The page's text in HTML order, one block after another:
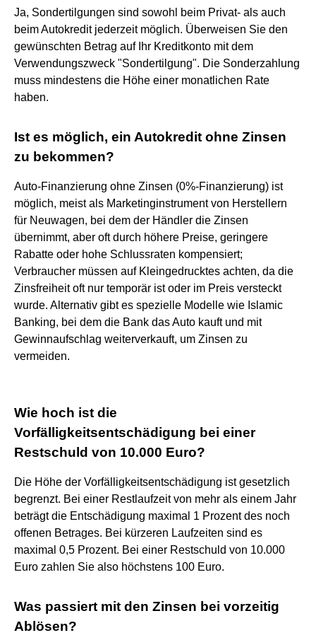
Ja, Sondertilgungen sind sowohl beim Privat- als auch
beim Autokredit jederzeit möglich. Überweisen Sie den
gewünschten Betrag auf Ihr Kreditkonto mit dem
Verwendungszweck "Sondertilgung". Die Sonderzahlung
muss mindestens die Höhe einer monatlichen Rate
haben.
Ist es möglich, ein Autokredit ohne Zinsen
zu bekommen?
Auto-Finanzierung ohne Zinsen (0%-Finanzierung) ist
möglich, meist als Marketinginstrument von Herstellern
für Neuwagen, bei dem der Händler die Zinsen
übernimmt, aber oft durch höhere Preise, geringere
Rabatte oder hohe Schlussraten kompensiert;
Verbraucher müssen auf Kleingedrucktes achten, da die
Zinsfreiheit oft nur temporär ist oder im Preis versteckt
wurde. Alternativ gibt es spezielle Modelle wie Islamic
Banking, bei dem die Bank das Auto kauft und mit
Gewinnaufschlag weiterverkauft, um Zinsen zu
vermeiden.
Wie hoch ist die
Vorfälligkeitsentschädigung bei einer
Restschuld von 10.000 Euro?
Die Höhe der Vorfälligkeitsentschädigung ist gesetzlich
begrenzt. Bei einer Restlaufzeit von mehr als einem Jahr
beträgt die Entschädigung maximal 1 Prozent des noch
offenen Betrages. Bei kürzeren Laufzeiten sind es
maximal 0,5 Prozent. Bei einer Restschuld von 10.000
Euro zahlen Sie also höchstens 100 Euro.
Was passiert mit den Zinsen bei vorzeitig
Ablösen?